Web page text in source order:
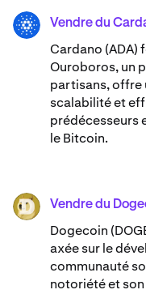
ADA Vendre du
Cardano (ADA)
Ouroboros, un
partisans, offre
scalabilité et
prédécesseurs
le Bitcoin.
DOGE Vendre du
Dogecoin
axée sur le
communauté
notoriété et son